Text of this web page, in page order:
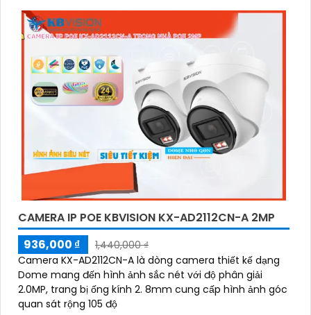
CAMERA IP POE KBVISION KX-AD2112CN-A 2MP
936,000 ₫
1,440,000 ₫
Camera KX-AD2112CN-A là dòng camera thiết kế dạng
Dome mang đến hình ảnh sắc nét với độ phân giải
2.0MP, trang bị ống kính 2. 8mm cung cấp hình ảnh góc
quan sát rộng 105 độ